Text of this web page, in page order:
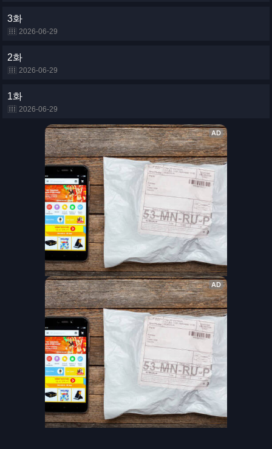
3화
2026-06-29
2화
2026-06-29
1화
2026-06-29